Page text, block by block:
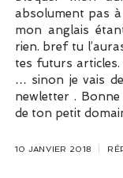
absolument pas
mon anglais
rien. bref tu
tes futurs articles.
… sinon je vais
newletter .
de ton petit
10 JANVIER 2018